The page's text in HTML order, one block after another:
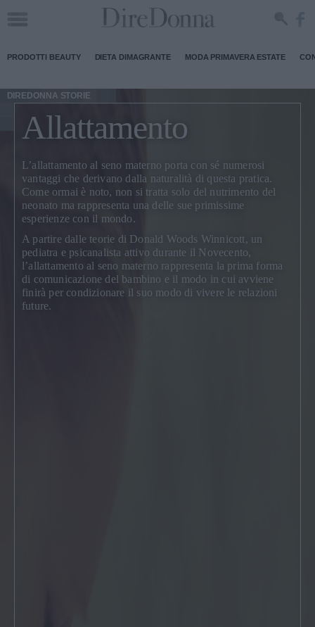
PRODOTTI BEAUTY DIETA DIMAGRANTE MODA PRIMAVERA ESTATE
DIREDONNA STORIE
Allattamento
L’allattamento al seno materno porta con sé numerosi
vantaggi che derivano dalla naturalità di questa pratica.
Come ormai è noto, non si tratta solo del nutrimento del
neonato ma rappresenta una delle sue primissime
esperienze con il mondo.
A partire dalle teorie di Donald Woods Winnicott, un
pediatra e psicanalista attivo durante il Novecento,
l’allattamento al seno materno rappresenta la prima forma
di comunicazione del bambino e il modo in cui avviene
finirà per condizionare il suo modo di vivere le relazioni
future.